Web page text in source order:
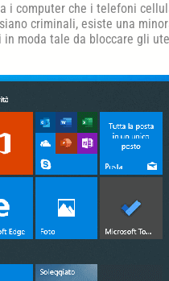
i computer che i telefoni
criminali, esiste una
moda tale da bloccare gli